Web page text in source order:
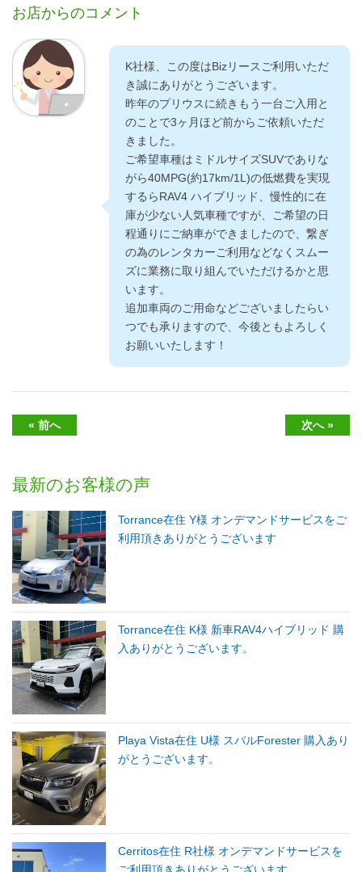
お店からのコメント
K社様、この度はBizリースご利用いただ
き誠にありがとうございます。
昨年のプリウスに続きもう一台ご入用と
のことで3ヶ月ほど前からご依頼いただ
きました。
ご希望車種はミドルサイズSUVでありな
がら40MPG(約17km/1L)の低燃費を実現
するらRAV4 ハイブリッド、慢性的に在
庫が少ない人気車種ですが、ご希望の日
程通りにご納車ができましたので、繋ぎ
の為のレンタカーご利用などなくスムー
ズに業務に取り組んでいただけるかと思
います。
追加車両のご用命などございましたらい
つでも承りますので、今後ともよろしく
お願いいたします！
« 前へ 次へ »
最新のお客様の声
Torrance在住 Y様 オンデマンドサービスをご
利用頂きありがとうございます
Torrance在住 K様 新車RAV4ハイブリッド 購
入ありがとうございます。
Playa Vista在住 U様 スバルForester 購入あり
がとうございます。
Cerritos在住 R社様 オンデマンドサービスを
ご利用頂きありがとうございます